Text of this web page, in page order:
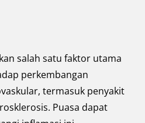
salah satu faktor utama
perkembangan
termasuk penyakit
Puasa dapat